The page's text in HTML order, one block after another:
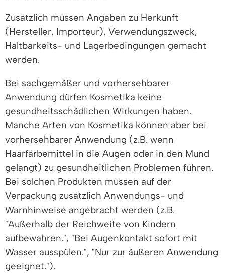
Zusätzlich müssen Angaben zu Herkunft
(Hersteller, Importeur), Verwendungszweck,
Haltbarkeits- und Lagerbedingungen gemacht
werden.
Bei sachgemäßer und vorhersehbarer
Anwendung dürfen Kosmetika keine
gesundheitsschädlichen Wirkungen haben.
Manche Arten von Kosmetika können aber bei
vorhersehbarer Anwendung (z.B. wenn
Haarfärbemittel in die Augen oder in den Mund
gelangt) zu gesundheitlichen Problemen führen.
Bei solchen Produkten müssen auf der
Verpackung zusätzlich Anwendungs- und
Warnhinweise angebracht werden (z.B.
"Außerhalb der Reichweite von Kindern
aufbewahren.", "Bei Augenkontakt sofort mit
Wasser ausspülen.", "Nur zur äußeren Anwendung
geeignet.").